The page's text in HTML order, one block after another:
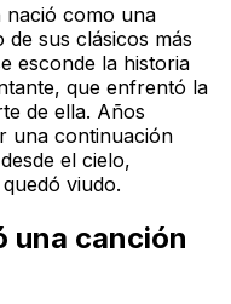
nació como una
de sus clásicos más
esconde la historia
que enfrentó la
de ella. Años
una continuación
el cielo,
viudo.
una canción